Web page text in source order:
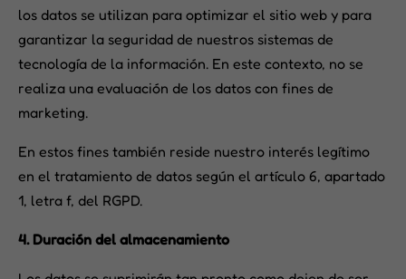
los datos se utilizan para optimizar el sitio web y para
garantizar la seguridad de nuestros sistemas de
tecnología de la información. En este contexto, no se
realiza una evaluación de los datos con fines de
marketing.
En estos fines también reside nuestro interés legítimo
en el tratamiento de datos según el artículo 6, apartado
1, letra f, del RGPD.
4. Duración del almacenamiento